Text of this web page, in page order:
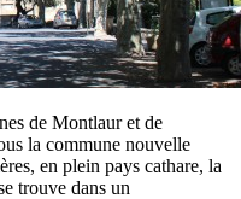
de Montlaur et de
la commune nouvelle
en plein pays cathare, la
trouve dans un